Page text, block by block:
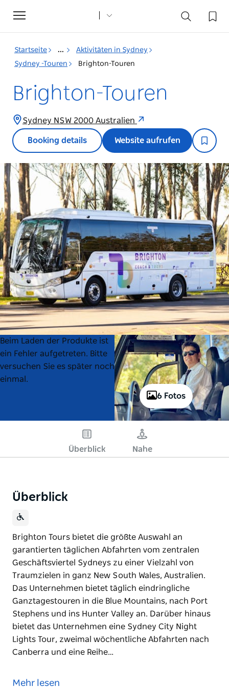
Toggle
navigation
Startseite ...
Aktivitäten in Sydney
Sydney -Touren
Brighton-Touren
Brighton-Touren
Sydney NSW 2000 Australien
Booking details Website aufrufen
6 Fotos
Product
List
Product
List
Beim Laden der Produkte ist
ein Fehler aufgetreten. Bitte
versuchen Sie es später noch
einmal.
Überblick Nahe
Überblick
Brighton Tours bietet die größte Auswahl an
garantierten täglichen Abfahrten vom zentralen
Geschäftsviertel Sydneys zu einer Vielzahl von
Traumzielen in ganz New South Wales, Australien.
Das Unternehmen bietet täglich eindringliche
Ganztagestouren in die Blue Mountains, nach Port
Stephens und ins Hunter Valley an. Darüber hinaus
bietet das Unternehmen eine Sydney City Night
Lights Tour, zweimal wöchentliche Abfahrten nach
Canberra und eine Reihe…
garantierten täglichen Abfahrten vom zentralen
Mehr lesen